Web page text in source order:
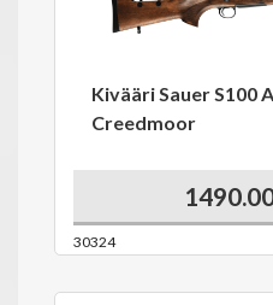
Kivääri Sauer S100
Creedmoor
30324